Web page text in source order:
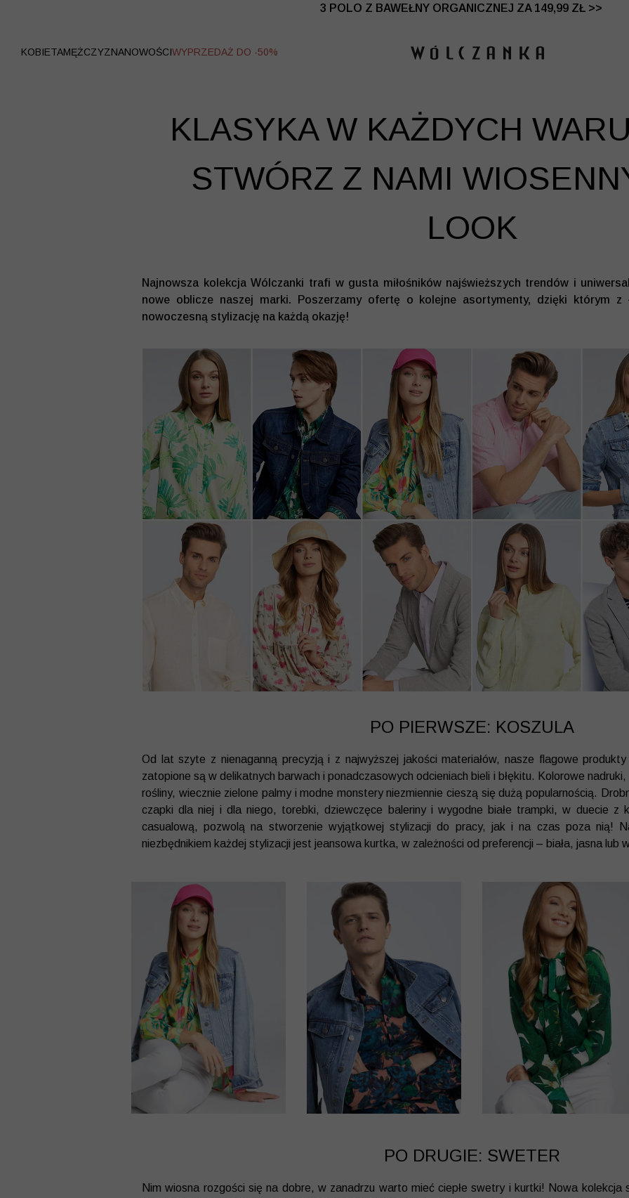
3 POLO Z BAWEŁNY ORGANICZNEJ ZA 149,99 ZŁ >>
WYPRZEDAŻ DO -50% | DODATKOWE -30% NA DRUGI I TRZECI
KOBIETAMĘŻCZYZNANOWOŚCIWYPRZEDAŻ DO -50%
KLASYKA W KAŻDYCH
STWÓRZ Z NAMI
LOOK
Najnowsza kolekcja Wólczanki trafi w gusta miłośników najświeższych trendów i
nowe oblicze naszej marki. Poszerzamy ofertę o kolejne asortymenty, dzięki którym z
nowoczesną stylizację na każdą okazję!
PO PIERWSZE: KOSZULA
Od lat szyte z nienaganną precyzją i z najwyższej jakości materiałów, nasze flagowe
zatopione są w delikatnych barwach i ponadczasowych odcieniach bieli i błękitu. Kolorowe
rośliny, wiecznie zielone palmy i modne monstery niezmiennie cieszą się dużą popularnością.
czapki dla niej i dla niego, torebki, dziewczęce baleriny i wygodne białe trampki, w duecie z
casualową, pozwolą na stworzenie wyjątkowej stylizacji do pracy, jak i na czas poza nią!
niezbędnikiem każdej stylizacji jest jeansowa kurtka, w zależności od preferencji – biała, jasna lub
PO DRUGIE: SWETER
Nim wiosna rozgości się na dobre, w zanadrzu warto mieć ciepłe swetry i kurtki! Nowa kolekcja